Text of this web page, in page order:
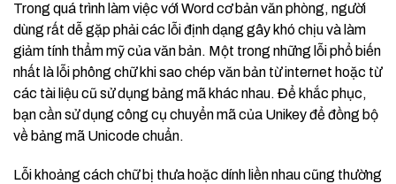
Trong quá trình làm việc với Word cơ bản văn phòng, người
dùng rất dễ gặp phải các lỗi định dạng gây khó chịu và làm
giảm tính thẩm mỹ của văn bản. Một trong những lỗi phổ biến
nhất là lỗi phông chữ khi sao chép văn bản từ internet hoặc từ
các tài liệu cũ sử dụng bảng mã khác nhau. Để khắc phục,
bạn cần sử dụng công cụ chuyển mã của Unikey để đồng bộ
về bảng mã Unicode chuẩn.
Lỗi khoảng cách chữ bị thưa hoặc dính liền nhau cũng thường